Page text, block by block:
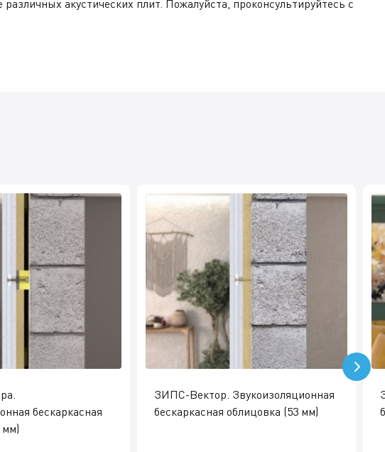
акустических плит. Пожалуйста, проконсультируйтесь с
бескаркасная
мм)
ЗИПС-Вектор. Звукоизоляционная
бескаркасная облицовка (53 мм)